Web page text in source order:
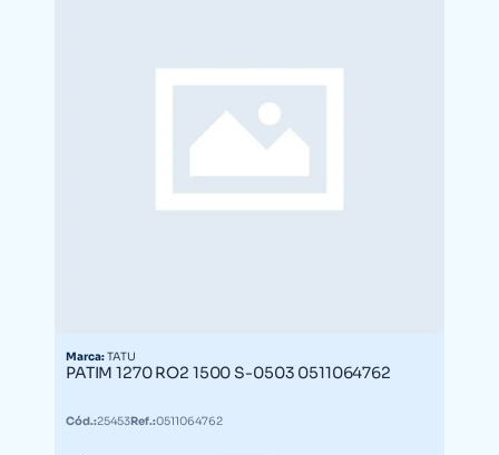
Marca:TATU
PATIM 1270 RO2 1500 S-0503 0511064762
Cód.:25453Ref.:0511064762